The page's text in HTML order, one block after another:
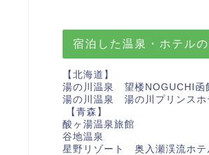
宿泊した温泉・ホテル
【北海道】
湯の川温泉 望楼NOGUCHI函
湯の川温泉 湯の川プリンスホ
【青森】
酸ヶ湯温泉旅館
谷地温泉
星野リゾート 奥入瀬渓流ホテ